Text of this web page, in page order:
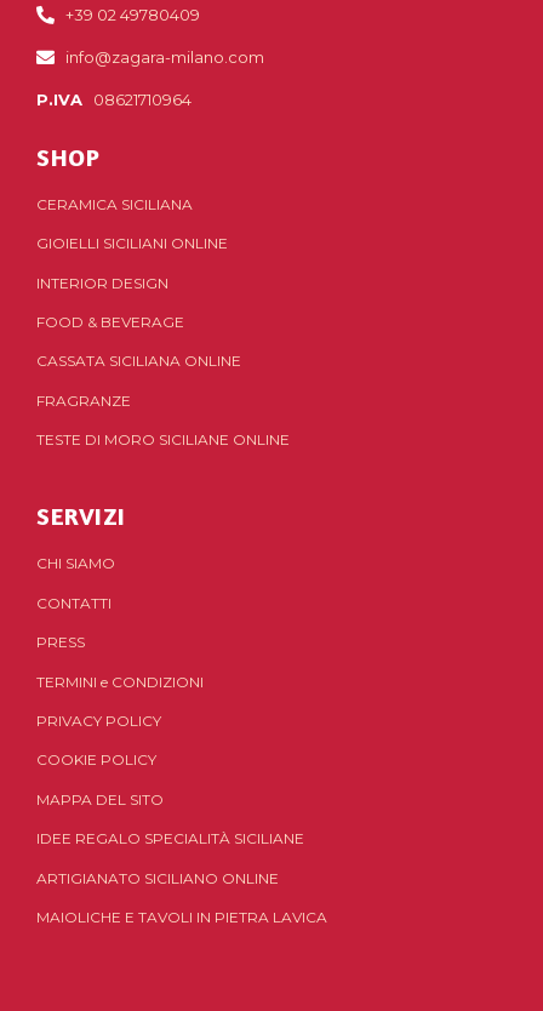
+39 02 49780409
info@zagara-milano.com
P.IVA 08621710964
SHOP
CERAMICA SICILIANA
GIOIELLI SICILIANI ONLINE
INTERIOR DESIGN
FOOD & BEVERAGE
CASSATA SICILIANA ONLINE
FRAGRANZE
TESTE DI MORO SICILIANE ONLINE
SERVIZI
CHI SIAMO
CONTATTI
PRESS
TERMINI e CONDIZIONI
PRIVACY POLICY
COOKIE POLICY
MAPPA DEL SITO
IDEE REGALO SPECIALITÀ SICILIANE
ARTIGIANATO SICILIANO ONLINE
MAIOLICHE E TAVOLI IN PIETRA LAVICA